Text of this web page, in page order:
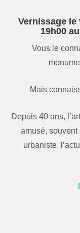
Vernissage le
19h00
Vous le
Mais
Depuis 40 ans,
amusé, souvent
urbaniste,